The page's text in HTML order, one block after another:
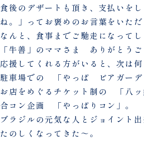
食後のデザートも頂き、支払いを
ね。」ってお褒めのお言葉をいた
なんと、食事までご馳走になってし
「牛善」のママさま ありがとうご
応援してくれる方がいると、次は
駐車場での 「やっぱ ビアガーデ
お店をめぐるチケット制の 「八ッ
合コン企画 「やっぱりコン」。
ブラジルの元気な人とジョイント
たのしくなってきた～。